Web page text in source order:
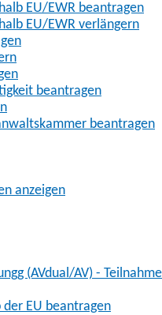
EU/EWR beantragen
EU/EWR verlängern
beantragen
beantragen
anzeigen
(AVdual/AV) -
EU beantragen